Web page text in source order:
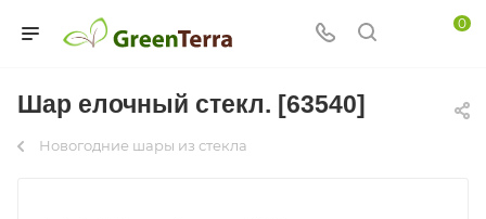
0
Шар елочный стекл. [63540]
Новогодние шары из стекла